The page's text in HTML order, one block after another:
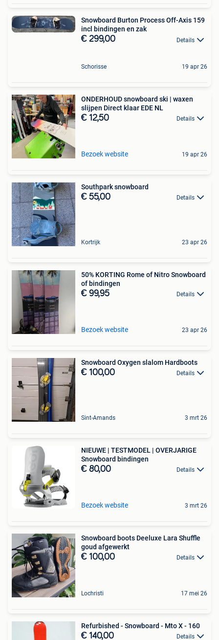
Snowboard Burton Process Off-Axis 159
incl bindingen en zak
€ 299,00 Details
Schorisse 19 apr 26
ONDERHOUD snowboard ski | waxen
slijpen Direct klaar EDE NL
€ 12,50 Details
Bezoek website 19 apr 26
Southpark snowboard
€ 55,00 Details
Kortrijk 23 apr 26
50% KORTING Rome of Nitro Snowboard
of bindingen
€ 99,95 Details
Bezoek website 23 apr 26
Snowboard Oxygen slalom Hardboots
€ 100,00 Details
Sint-Amands 3 mrt 26
NIEUWE | TESTMODEL | OVERJARIGE
Snowboard bindingen
€ 80,00 Details
Bezoek website 3 mrt 26
Snowboard boots Deeluxe Lara Shuffle
goud afgewerkt
€ 100,00 Details
Lochristi 17 mei 26
Refurbished - Snowboard - Mto X - 160
€ 140,00 Details